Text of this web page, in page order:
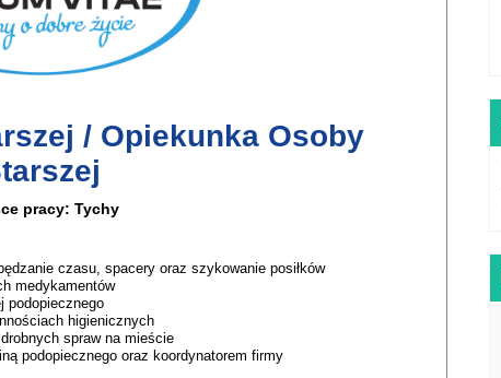
/ Opiekunka Osoby
pracy: Tychy
czasu, spacery oraz szykowanie posiłków
medykamentów
podopiecznego
higienicznych
spraw na mieście
podopiecznego oraz koordynatorem firmy